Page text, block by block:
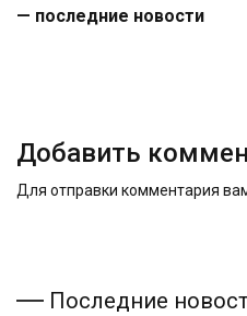
— последние новости
Добавить
Для отправки комментария
Последние